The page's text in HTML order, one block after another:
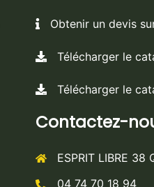
Obtenir un devis
Télécharger le
Télécharger le
Contactez-
ESPRIT LIBRE
04 74 70 18 94